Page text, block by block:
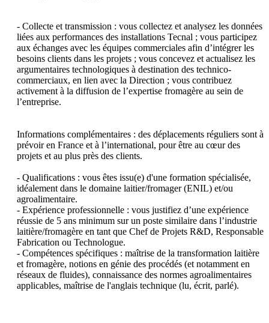
- Collecte et transmission : vous collectez et analysez les données
liées aux performances des installations Tecnal ; vous participez
aux échanges avec les équipes commerciales afin d’intégrer les
besoins clients dans les projets ; vous concevez et actualisez les
argumentaires technologiques à destination des technico-
commerciaux, en lien avec la Direction ; vous contribuez
activement à la diffusion de l’expertise fromagère au sein de
l’entreprise.
Informations complémentaires : des déplacements réguliers sont à
prévoir en France et à l’international, pour être au cœur des
projets et au plus près des clients.
- Qualifications : vous êtes issu(e) d'une formation spécialisée,
idéalement dans le domaine laitier/fromager (ENIL) et/ou
agroalimentaire.
- Expérience professionnelle : vous justifiez d’une expérience
réussie de 5 ans minimum sur un poste similaire dans l’industrie
laitière/fromagère en tant que Chef de Projets R&D, Responsable
Fabrication ou Technologue.
- Compétences spécifiques : maîtrise de la transformation laitière
et fromagère, notions en génie des procédés (et notamment en
réseaux de fluides), connaissance des normes agroalimentaires
applicables, maîtrise de l'anglais technique (lu, écrit, parlé).